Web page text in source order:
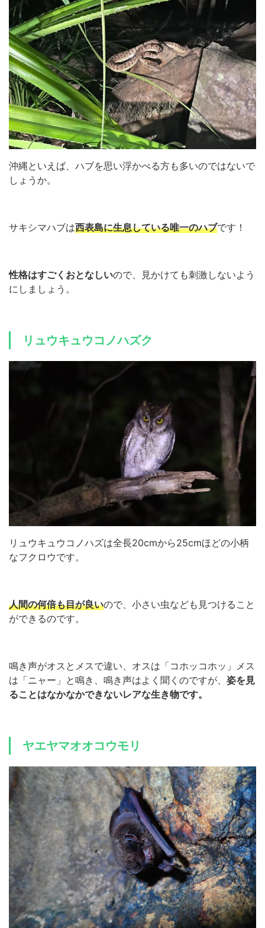
沖縄といえば、ハブを思い浮かべる方も多いのではないで
しょうか。
サキシマハブは西表島に生息している唯一のハブです！
性格はすごくおとなしいので、見かけても刺激しないよう
にしましょう。
リュウキュウコノハズク
リュウキュウコノハズは全長20cmから25cmほどの小柄
なフクロウです。
人間の何倍も目が良いので、小さい虫なども見つけること
ができるのです。
鳴き声がオスとメスで違い、オスは「コホッコホッ」メス
は「ニャー」と鳴き、鳴き声はよく聞くのですが、 姿を見
ることはなかなかできないレアな生き物です。
ヤエヤマオオコウモリ